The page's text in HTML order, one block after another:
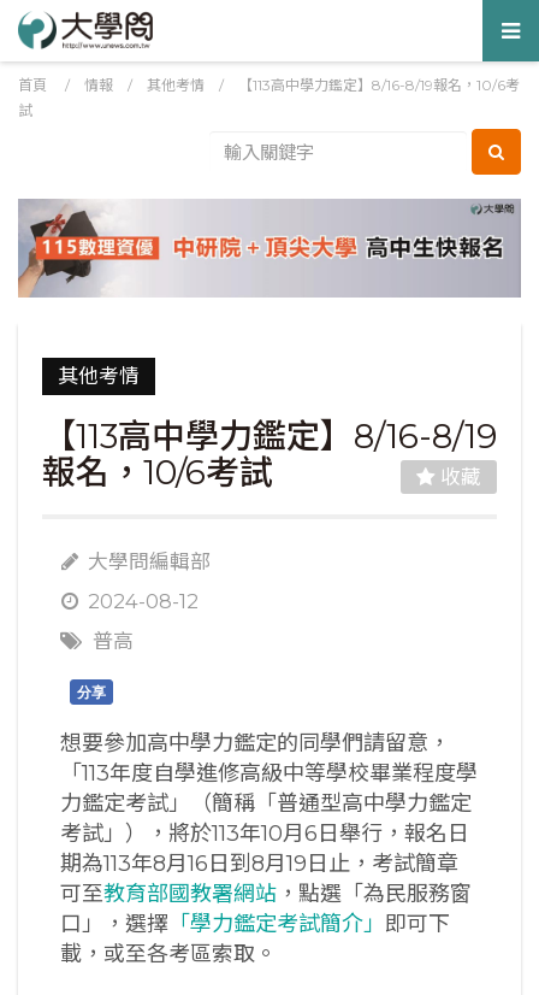
首頁 / 情報 / 其他考情 /
【113高中學力鑑定】8/16-8/19報名，10/6考
試
其他考情
【113高中學力鑑定】8/16-8/19
報名，10/6考試
收藏
大學問編輯部
2024-08-12
普高
分享
想要參加高中學力鑑定的同學們請留意，
「113年度自學進修高級中等學校畢業程度學
力鑑定考試」（簡稱「普通型高中學力鑑定
考試」），將於113年10月6日舉行，報名日
期為113年8月16日到8月19日止，考試簡章
可至教育部國教署網站 ，點選「為民服務窗
口」，選擇 「學力鑑定考試簡介」 即可下
載，或至各考區索取。